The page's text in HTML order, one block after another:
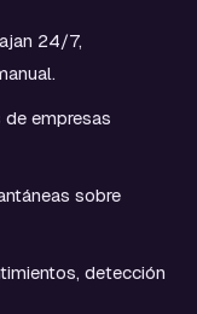
24/7,
empresas
sobre
detección